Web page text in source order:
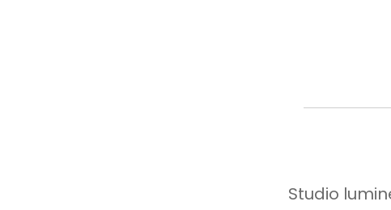
Studio